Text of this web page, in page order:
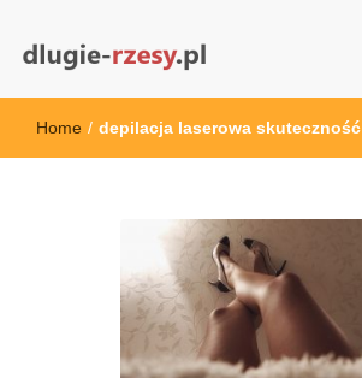
dlugie-rzesy.pl
Home / depilacja laserowa skuteczność